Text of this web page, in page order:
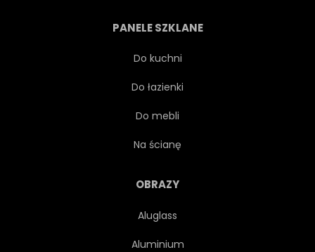
PANELE SZKLANE
Do kuchni
Do łazienki
Do mebli
Na ścianę
OBRAZY
Aluglass
Aluminium